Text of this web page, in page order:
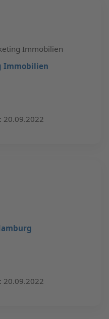
Immobilien
Immobilien
20.09.2022
20.09.2022